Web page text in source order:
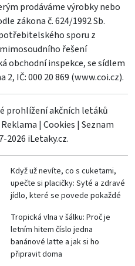
prodáváme výrobky nebo
zákona č. 624/1992 Sb.
sporu z
řešení
obchodní inspekce, se sídlem
2, IČ: 000 20 869 (www.coi.cz).
prohlížení akčních letáků
Reklama | Cookies | Seznam
2026 iLetaky.cz.
Když už nevíte, co s cuketami,
upečte si placičky: Syté a zdravé
jídlo, které se povede pokaždé
Tropická vlna v šálku: Proč je
letním hitem číslo jedna
banánové latte a jak si ho
připravit doma